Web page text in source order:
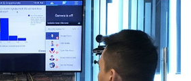
Ô tô - Xe máy
Ô tô
Xe máy